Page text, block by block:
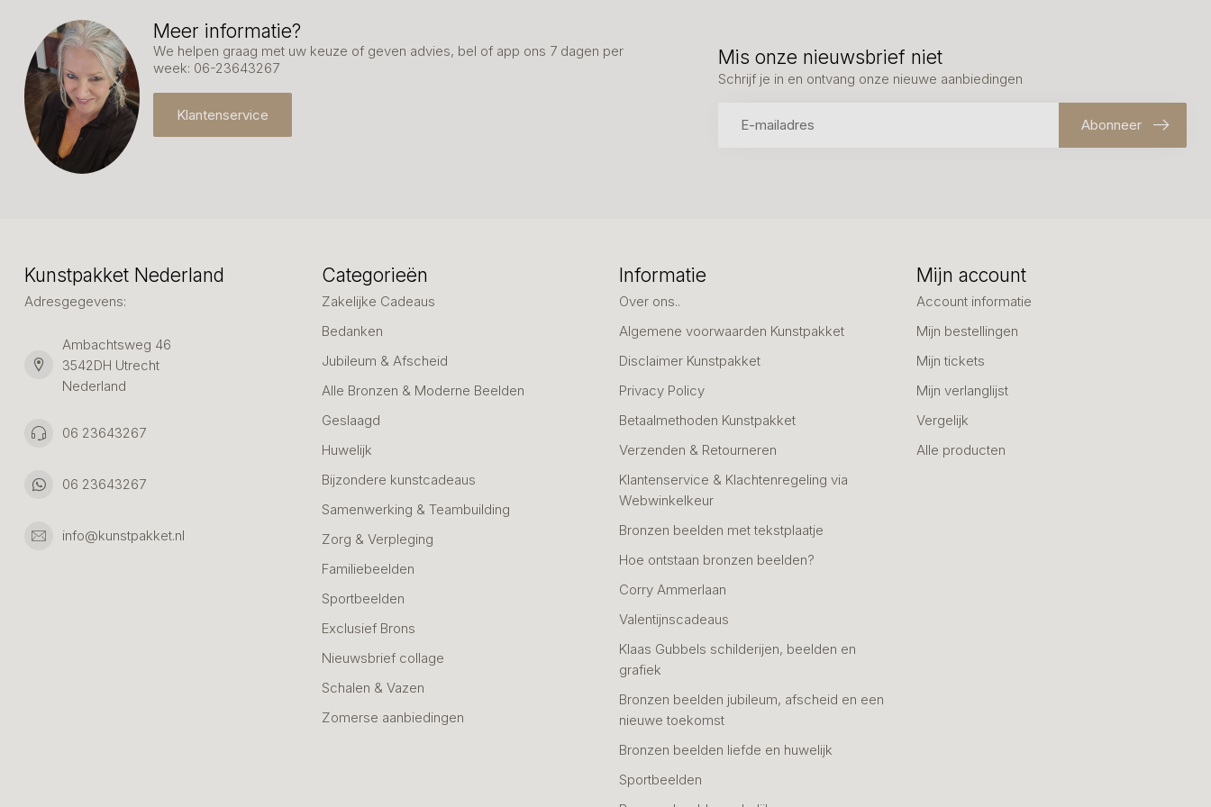
Meer informatie?
We helpen graag met uw keuze of geven advies, bel of app ons 7 dagen per
week: 06-23643267
Klantenservice
Mis onze nieuwsbrief niet
Schrijf je in en ontvang onze nieuwe aanbiedingen
Abonneer
Kunstpakket Nederland
Adresgegevens:
Ambachtsweg 46
3542DH Utrecht
Nederland
06 23643267
06 23643267
info@kunstpakket.nl
Categorieën
Zakelijke Cadeaus
Bedanken
Jubileum & Afscheid
Alle Bronzen & Moderne Beelden
Geslaagd
Huwelijk
Bijzondere kunstcadeaus
Samenwerking & Teambuilding
Zorg & Verpleging
Familiebeelden
Sportbeelden
Exclusief Brons
Nieuwsbrief collage
Schalen & Vazen
Zomerse aanbiedingen
Informatie
Over ons..
Algemene voorwaarden Kunstpakket
Disclaimer Kunstpakket
Privacy Policy
Betaalmethoden Kunstpakket
Verzenden & Retourneren
Klantenservice & Klachtenregeling via
Webwinkelkeur
Bronzen beelden met tekstplaatje
Hoe ontstaan bronzen beelden?
Corry Ammerlaan
Valentijnscadeaus
Klaas Gubbels schilderijen, beelden en
grafiek
Bronzen beelden jubileum, afscheid en een
nieuwe toekomst
Bronzen beelden liefde en huwelijk
Sportbeelden
Mijn account
Account informatie
Mijn bestellingen
Mijn tickets
Mijn verlanglijst
Vergelijk
Alle producten